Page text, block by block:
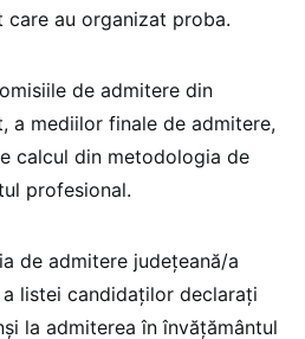
care au organizat proba.
de admitere din
a mediilor finale de admitere,
calcul din metodologia de
profesional.
de admitere județeană/a
listei candidaților declarați
la admiterea în învățământul